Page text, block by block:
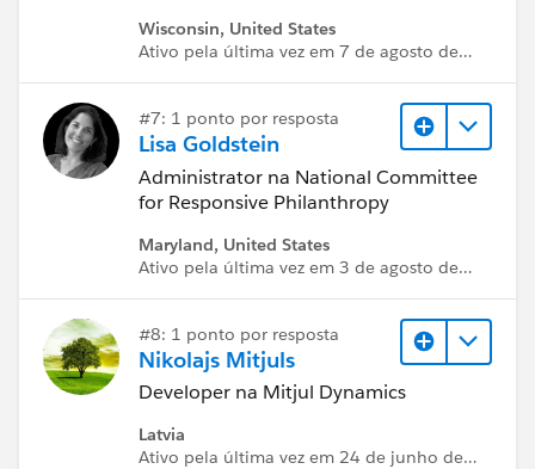
Wisconsin, United States
Ativo pela última vez em 7 de agosto de
#7: 1 ponto por resposta
Lisa Goldstein
Administrator na National Committee
for Responsive Philanthropy
Maryland, United States
Ativo pela última vez em 3 de agosto de
#8: 1 ponto por resposta
Nikolajs Mitjuls
Developer na Mitjul Dynamics
Latvia
Ativo pela última vez em 24 de junho de